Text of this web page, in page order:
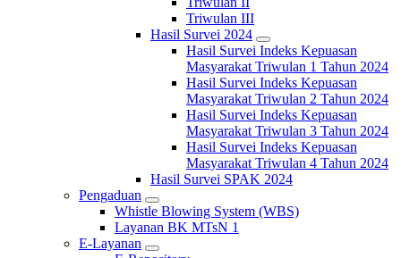
Triwulan III
Hasil Survei 2024
Hasil Survei Indeks Kepuasan
Masyarakat Triwulan 1 Tahun 2024
Hasil Survei Indeks Kepuasan
Masyarakat Triwulan 2 Tahun 2024
Hasil Survei Indeks Kepuasan
Masyarakat Triwulan 3 Tahun 2024
Hasil Survei Indeks Kepuasan
Masyarakat Triwulan 4 Tahun 2024
Hasil Survei SPAK 2024
Pengaduan
Whistle Blowing System (WBS)
Layanan BK MTsN 1
E-Layanan